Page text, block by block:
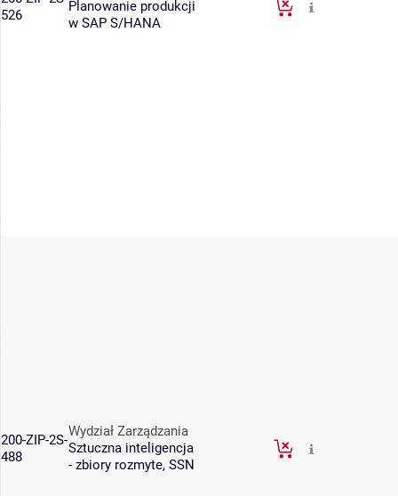
526
Planowanie produkcji
w SAP S/HANA
200-ZIP-2S-
488
Wydział Zarządzania
Sztuczna inteligencja
- zbiory rozmyte, SSN